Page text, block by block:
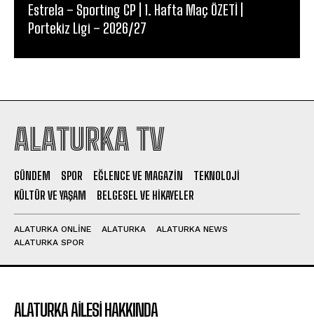
Estrela – Sporting CP | 1. Hafta Maç ÖZETİ |
Portekiz Ligi – 2026/27
ALATURKA TV
GÜNDEM SPOR EĞLENCE VE MAGAZIN
TEKNOLOJI
KÜLTÜR VE YAŞAM
BELGESEL VE HIKAYELER
ALATURKA ONLINE ALATURKA
ALATURKA NEWS
ALATURKA SPOR
ALATURKA AILESI HAKKINDA